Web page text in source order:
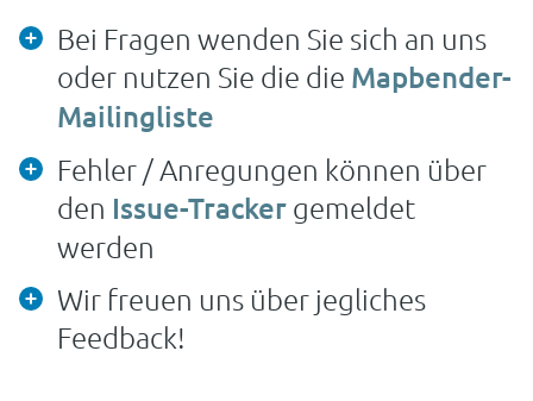
Bei Fragen wenden Sie sich an uns
oder nutzen Sie die die Mapbender-
Mailingliste
Fehler / Anregungen können über
den Issue-Tracker gemeldet
werden
Wir freuen uns über jegliches
Feedback!